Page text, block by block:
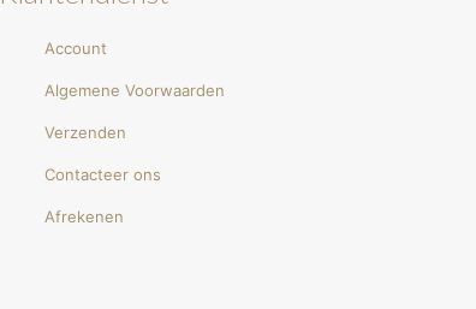
Account
Algemene Voorwaarden
Verzenden
Contacteer ons
Afrekenen